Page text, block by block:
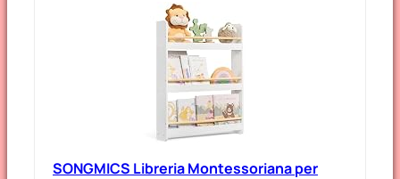
SONGMICS Libreria Montessoriana per